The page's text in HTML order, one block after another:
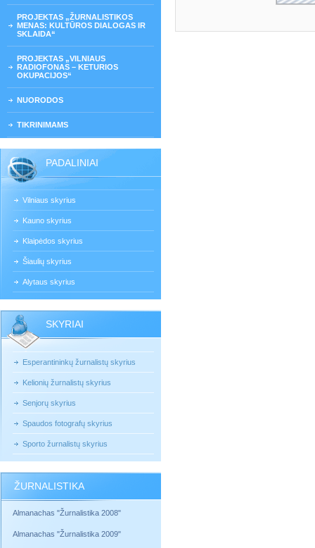
PROJEKTAS „ŽURNALISTIKOS
MENAS: KULTŪROS DIALOGAS IR
SKLAIDA“
PROJEKTAS „VILNIAUS
RADIOFONAS – KETURIOS
OKUPACIJOS“
NUORODOS
TIKRINIMAMS
PADALINIAI
Vilniaus skyrius
Kauno skyrius
Klaipėdos skyrius
Šiaulių skyrius
Alytaus skyrius
SKYRIAI
Esperantininkų žurnalistų skyrius
Kelionių žurnalistų skyrius
Senjorų skyrius
Spaudos fotografų skyrius
Sporto žurnalistų skyrius
ŽURNALISTIKA
Almanachas "Žurnalistika 2008"
Almanachas "Žurnalistika 2009"